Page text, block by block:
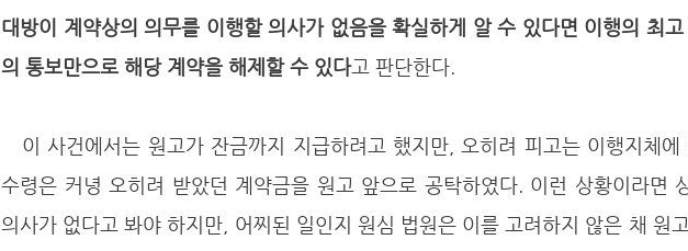
대방이 계약상의 의무를 이행할 의사가 없음을 확실하게 알 수 있다면 이행의 최고
의 통보만으로 해당 계약을 해제할 수 있다고 판단한다.
수령은 커녕 오히려 받았던 계약금을 원고 앞으로 공탁하였다. 이런 상황이라면
의사가 없다고 봐야 하지만, 어찌된 일인지 원심 법원은 이를 고려하지 않은 채 원